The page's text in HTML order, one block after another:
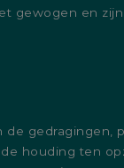
gewogen en
de
houding ten